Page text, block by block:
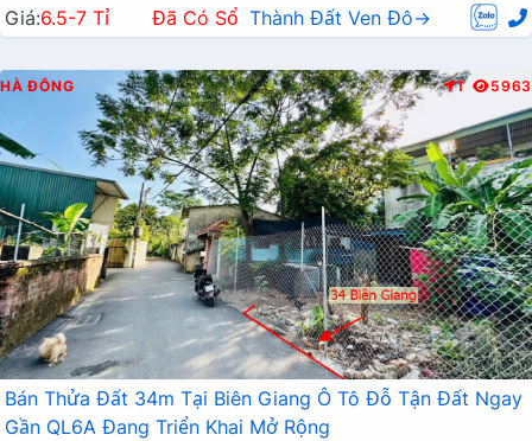
Giá:6.5-7 Tỉ Đã Có Sổ Thành Đất Ven Đô→
HÀ ĐÔNG T 5963
Bán Thửa Đất 34m Tại Biên Giang Ô Tô Đỗ Tận Đất Ngay
Gần QL6A Đang Triển Khai Mở Rộng